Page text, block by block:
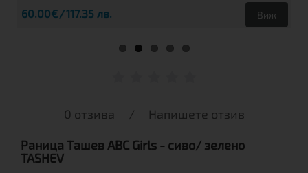
60.00€ 117.35 лв. Виж
0 отзива / Напишете отзив
Раница Ташев ABC Girls - сиво/ зелено
TASHEV